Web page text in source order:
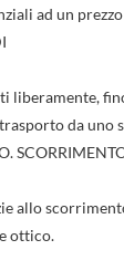
ad un
liberamente,
da uno
allo
ottico.